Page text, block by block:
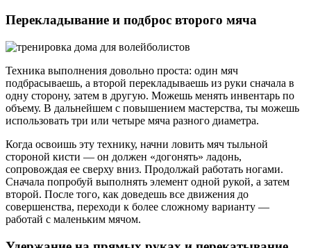
Перекладывание и подброс второго мяча
Техника выполнения довольно проста: один мяч
подбрасываешь, а второй перекладываешь из руки сначала в
одну сторону, затем в другую. Можешь менять инвентарь по
объему. В дальнейшем с повышением мастерства, ты можешь
использовать три или четыре мяча разного диаметра.
Когда освоишь эту технику, начни ловить мяч тыльной
стороной кисти — он должен «догонять» ладонь,
сопровождая ее сверху вниз. Продолжай работать ногами.
Сначала попробуй выполнять элемент одной рукой, а затем
второй. После того, как доведешь все движения до
совершенства, переходи к более сложному варианту —
работай с маленьким мячом.